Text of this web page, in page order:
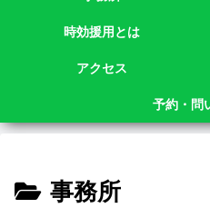
時効援用とは
アクセス
予約・問
事務所